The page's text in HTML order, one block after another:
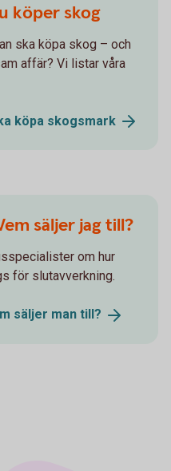
köper skog
ska köpa skog – och
affär? Vi listar våra
köpa skogsmark
säljer jag till?
om hur
för slutavverkning.
säljer man till?